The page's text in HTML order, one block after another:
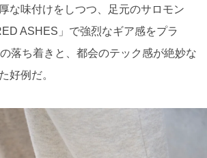
な味付けをしつつ、足元のサロモン
ASHES」で強烈なギア感をプラ
落ち着きと、都会のテック感が絶妙な
好例だ。